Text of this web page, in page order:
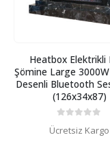
Heatbox Elektrikli
Şömine Large 3000W
Desenli Bluetooth
(126x34x87)
Ücretsiz Kargo